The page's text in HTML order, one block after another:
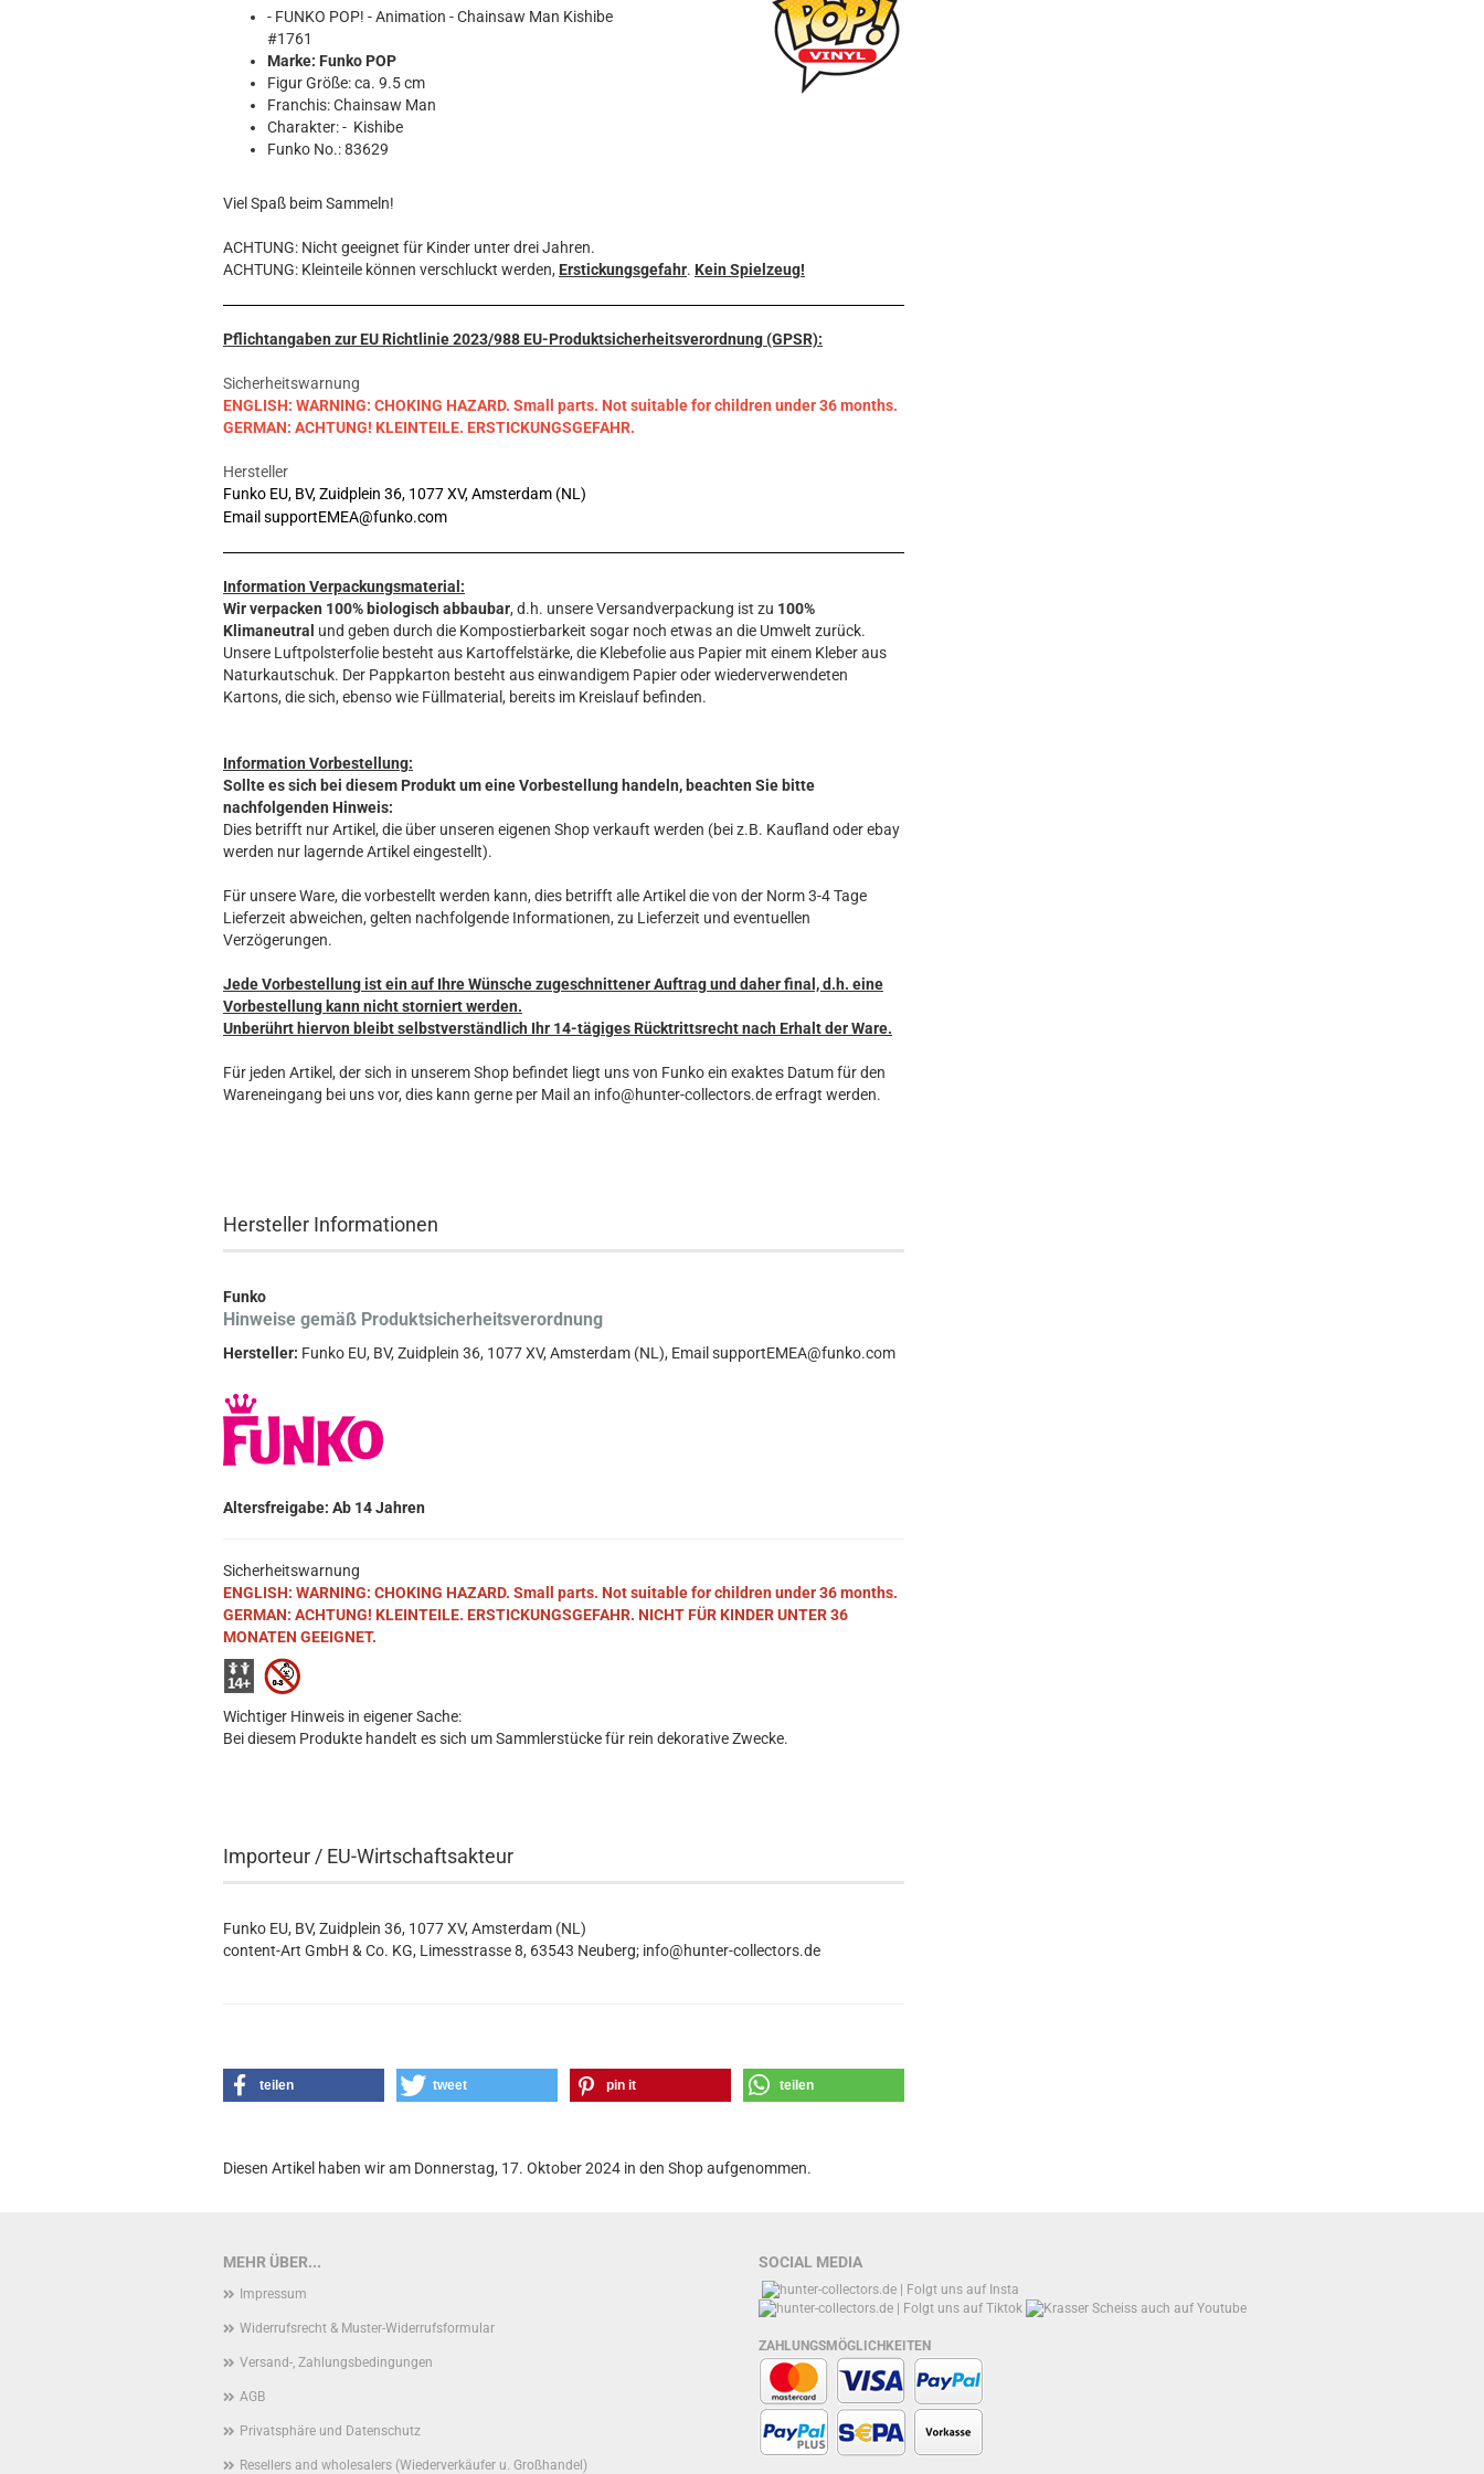
MARVEL
Movie
Sports
Television
- FUNKO POP! - Animation - Chainsaw Man Kishibe
#1761
Marke: Funko POP
Figur Größe: ca. 9.5 cm
Franchis: Chainsaw Man
Charakter: - Kishibe
Funko No.: 83629
Viel Spaß beim Sammeln!
ACHTUNG: Nicht geeignet für Kinder unter drei Jahren.
ACHTUNG: Kleinteile können verschluckt werden, Erstickungsgefahr. Kein Spielzeug!
Pflichtangaben zur EU Richtlinie 2023/988 EU-Produktsicherheitsverordnung (GPSR):
Sicherheitswarnung
ENGLISH: WARNING: CHOKING HAZARD. Small parts. Not suitable for children under 36 months.
GERMAN: ACHTUNG! KLEINTEILE. ERSTICKUNGSGEFAHR.
Hersteller
Funko EU, BV, Zuidplein 36, 1077 XV, Amsterdam (NL)
Email supportEMEA@funko.com
Information Verpackungsmaterial:
Wir verpacken 100% biologisch abbaubar, d.h. unsere Versandverpackung ist zu 100%
Klimaneutral und geben durch die Kompostierbarkeit sogar noch etwas an die Umwelt zurück.
Unsere Luftpolsterfolie besteht aus Kartoffelstärke, die Klebefolie aus Papier mit einem Kleber aus
Naturkautschuk. Der Pappkarton besteht aus einwandigem Papier oder wiederverwendeten
Kartons, die sich, ebenso wie Füllmaterial, bereits im Kreislauf befinden.
Information Vorbestellung:
Sollte es sich bei diesem Produkt um eine Vorbestellung handeln, beachten Sie bitte
nachfolgenden Hinweis:
Dies betrifft nur Artikel, die über unseren eigenen Shop verkauft werden (bei z.B. Kaufland oder ebay
werden nur lagernde Artikel eingestellt).
Für unsere Ware, die vorbestellt werden kann, dies betrifft alle Artikel die von der Norm 3-4 Tage
Lieferzeit abweichen, gelten nachfolgende Informationen, zu Lieferzeit und eventuellen
Verzögerungen.
Jede Vorbestellung ist ein auf Ihre Wünsche zugeschnittener Auftrag und daher final, d.h. eine
Vorbestellung kann nicht storniert werden.
Unberührt hiervon bleibt selbstverständlich Ihr 14-tägiges Rücktrittsrecht nach Erhalt der Ware.
Für jeden Artikel, der sich in unserem Shop befindet liegt uns von Funko ein exaktes Datum für den
Wareneingang bei uns vor, dies kann gerne per Mail an info@hunter-collectors.de erfragt werden.
Hersteller Informationen
Funko
Hinweise gemäß Produktsicherheitsverordnung
Hersteller: Funko EU, BV, Zuidplein 36, 1077 XV, Amsterdam (NL), Email supportEMEA@funko.com
Altersfreigabe: Ab 14 Jahren
Sicherheitswarnung
ENGLISH: WARNING: CHOKING HAZARD. Small parts. Not suitable for children under 36 months.
GERMAN: ACHTUNG! KLEINTEILE. ERSTICKUNGSGEFAHR. NICHT FÜR KINDER UNTER 36
MONATEN GEEIGNET.
Wichtiger Hinweis in eigener Sache:
Bei diesem Produkte handelt es sich um Sammlerstücke für rein dekorative Zwecke.
Importeur / EU-Wirtschaftsakteur
Funko EU, BV, Zuidplein 36, 1077 XV, Amsterdam (NL)
content-Art GmbH & Co. KG, Limesstrasse 8, 63543 Neuberg; info@hunter-collectors.de
teilen tweet pin it teilen
Diesen Artikel haben wir am Donnerstag, 17. Oktober 2024 in den Shop aufgenommen.
MEHR ÜBER...
Impressum
Widerrufsrecht & Muster-Widerrufsformular
Versand-, Zahlungsbedingungen
AGB
Privatsphäre und Datenschutz
Resellers and wholesalers (Wiederverkäufer u. Großhandel)
SOCIAL MEDIA
ZAHLUNGSMÖGLICHKEITEN